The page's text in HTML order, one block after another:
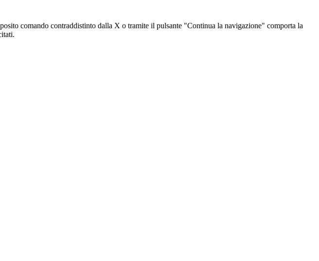
comando contraddistinto dalla X o tramite il pulsante "Continua la navigazione" comporta la